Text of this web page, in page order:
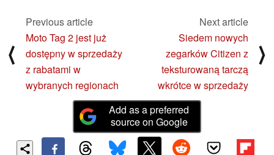
⟨
Previous article
Moto Tag 2 jest już
dostępny w sprzedaży
z rabatami w
wybranych regionach
Next article
Siedem nowych
zegarków Citizen z
teksturowaną tarczą
wkrótce w sprzedaży
⟩
Add as a preferred
source on Google